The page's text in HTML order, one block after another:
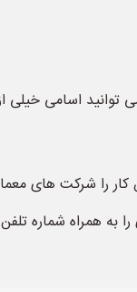
توانید اسامی
را شرکت های
به همراه شماره